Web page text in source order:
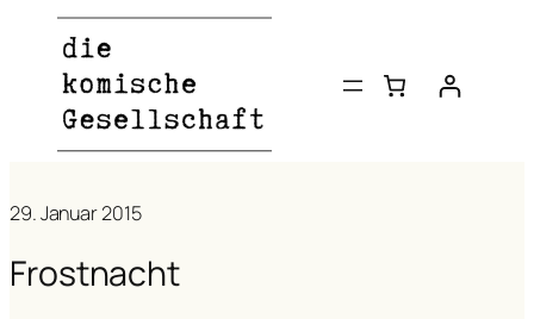
Inhalt
springen
29. Januar 2015
Frostnacht